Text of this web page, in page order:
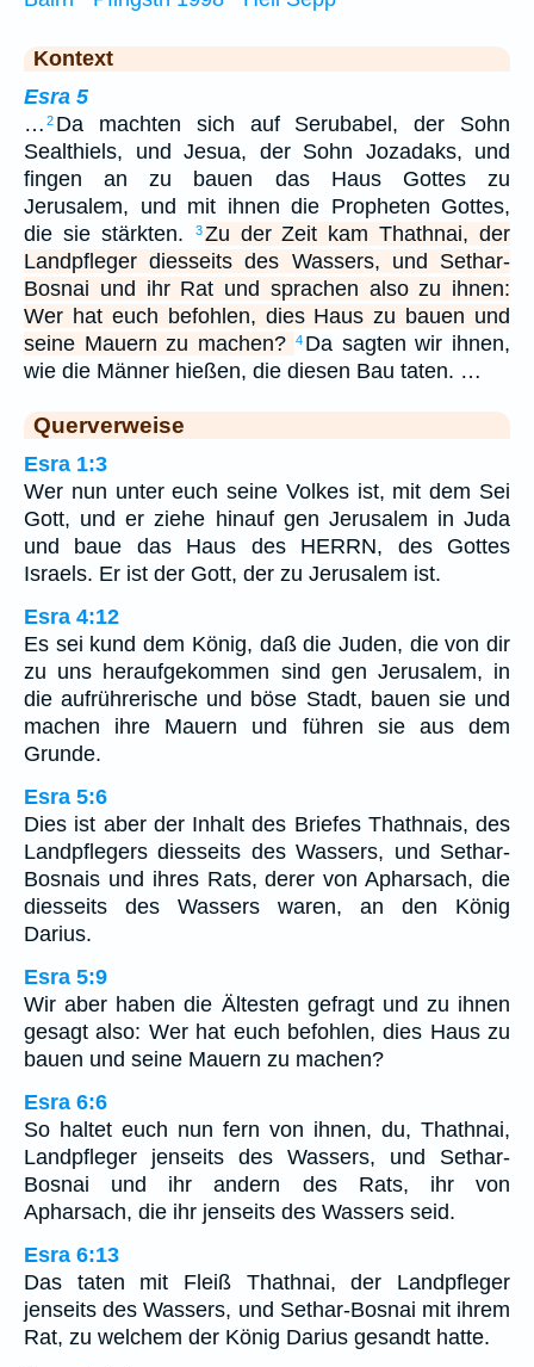
Kontext
Esra 5
… 2 Da machten sich auf Serubabel, der Sohn
Sealthiels, und Jesua, der Sohn Jozadaks, und
fingen an zu bauen das Haus Gottes zu
Jerusalem, und mit ihnen die Propheten Gottes,
die sie stärkten.
3Zu der Zeit kam Thathnai, der
Landpfleger diesseits des Wassers, und Sethar-
Bosnai und ihr Rat und sprachen also zu ihnen:
Wer hat euch befohlen, dies Haus zu bauen und
seine Mauern zu machen?
4 Da sagten wir ihnen,
wie die Männer hießen, die diesen Bau taten. …
Querverweise
Esra 1:3
Wer nun unter euch seine Volkes ist, mit dem Sei
Gott, und er ziehe hinauf gen Jerusalem in Juda
und baue das Haus des HERRN, des Gottes
Israels. Er ist der Gott, der zu Jerusalem ist.
Esra 4:12
Es sei kund dem König, daß die Juden, die von dir
zu uns heraufgekommen sind gen Jerusalem, in
die aufrührerische und böse Stadt, bauen sie und
machen ihre Mauern und führen sie aus dem
Grunde.
Esra 5:6
Dies ist aber der Inhalt des Briefes Thathnais, des
Landpflegers diesseits des Wassers, und Sethar-
Bosnais und ihres Rats, derer von Apharsach, die
diesseits des Wassers waren, an den König
Darius.
Esra 5:9
Wir aber haben die Ältesten gefragt und zu ihnen
gesagt also: Wer hat euch befohlen, dies Haus zu
bauen und seine Mauern zu machen?
Esra 6:6
So haltet euch nun fern von ihnen, du, Thathnai,
Landpfleger jenseits des Wassers, und Sethar-
Bosnai und ihr andern des Rats, ihr von
Apharsach, die ihr jenseits des Wassers seid.
Esra 6:13
Das taten mit Fleiß Thathnai, der Landpfleger
jenseits des Wassers, und Sethar-Bosnai mit ihrem
Rat, zu welchem der König Darius gesandt hatte.